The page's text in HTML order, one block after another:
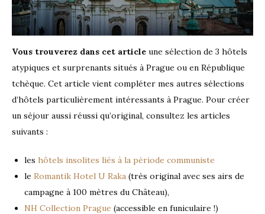
Vous trouverez dans cet article une sélection de 3 hôtels
atypiques et surprenants situés à Prague ou en République
tchèque. Cet article vient compléter mes autres sélections
d’hôtels particulièrement intéressants à Prague. Pour créer
un séjour aussi réussi qu’original, consultez les articles
suivants :
les hôtels insolites liés à la période communiste
le Romantik Hotel U Raka (très original avec ses airs de
campagne à 100 mètres du Château),
NH Collection Prague (accessible en funiculaire !)